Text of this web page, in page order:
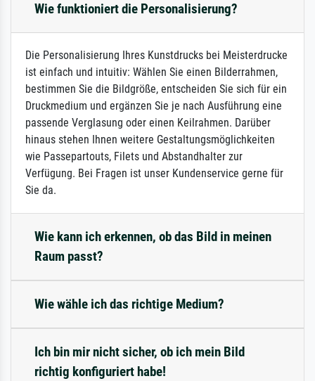
Wie funktioniert die Personalisierung?
Die Personalisierung Ihres Kunstdrucks bei Meisterdrucke
ist einfach und intuitiv: Wählen Sie einen Bilderrahmen,
bestimmen Sie die Bildgröße, entscheiden Sie sich für ein
Druckmedium und ergänzen Sie je nach Ausführung eine
passende Verglasung oder einen Keilrahmen. Darüber
hinaus stehen Ihnen weitere Gestaltungsmöglichkeiten
wie Passepartouts, Filets und Abstandhalter zur
Verfügung. Bei Fragen ist unser Kundenservice gerne für
Sie da.
Wie kann ich erkennen, ob das Bild in meinen
Raum passt?
Wie wähle ich das richtige Medium?
Ich bin mir nicht sicher, ob ich mein Bild
richtig konfiguriert habe!